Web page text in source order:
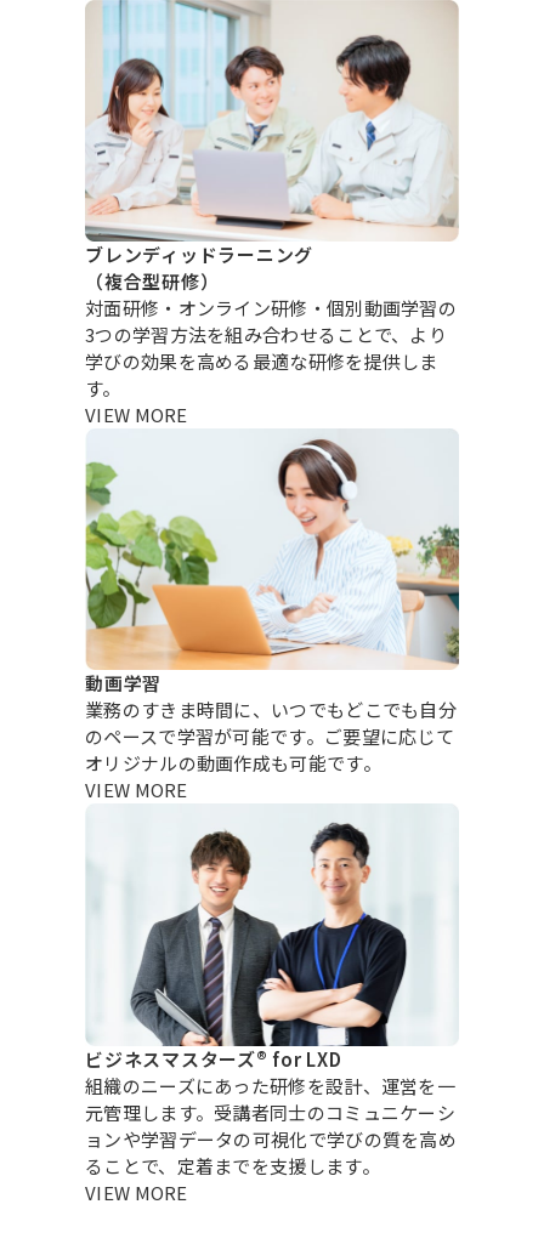
ブレンディッドラーニング
（複合型研修）
対面研修・オンライン研修・個別動画学習の
3つの学習方法を組み合わせることで、より
学びの効果を高める最適な研修を提供しま
す。
VIEW MORE
動画学習
業務のすきま時間に、いつでもどこでも自分
のペースで学習が可能です。ご要望に応じて
オリジナルの動画作成も可能です。
VIEW MORE
ビジネスマスターズ® for LXD
組織のニーズにあった研修を設計、運営を一
元管理します。受講者同士のコミュニケーシ
ョンや学習データの可視化で学びの質を高め
ることで、定着までを支援します。
VIEW MORE